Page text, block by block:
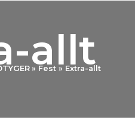
allt
Fest Extra-allt